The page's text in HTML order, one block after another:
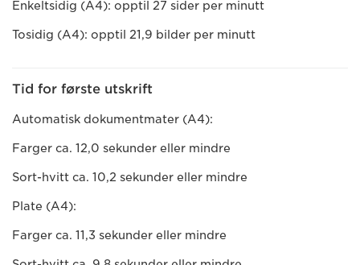
Enkeltsidig (A4): opptil 27 sider per minutt
Tosidig (A4): opptil 21,9 bilder per minutt
Tid for første utskrift
Automatisk dokumentmater (A4):
Farger ca. 12,0 sekunder eller mindre
Sort-hvitt ca. 10,2 sekunder eller mindre
Plate (A4):
Farger ca. 11,3 sekunder eller mindre